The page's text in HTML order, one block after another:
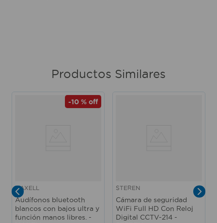
Productos Similares
-10 % off
MAXELL
Audífonos bluetooth
blancos con bajos ultra y
función manos libres. -
STEREN
Cámara de seguridad
WiFi Full HD Con Reloj
Digital CCTV-214 -